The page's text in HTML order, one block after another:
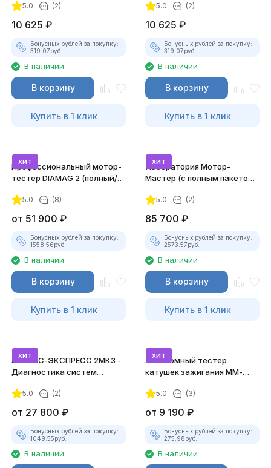
5.0 (2)
10 625 ₽
Бонусных рублей за покупку:
319.07руб.
В наличии
В корзину
Купить в 1 клик
5.0 (2)
10 625 ₽
Бонусных рублей за покупку:
319.07руб.
В наличии
В корзину
Купить в 1 клик
хит
Профессиональный мотор-
тестер DIAMAG 2 (полный/
5.0 (8)
от 51 900 ₽
Бонусных рублей за покупку:
1558.56руб.
В наличии
В корзину
Купить в 1 клик
хит
Лаборатория Мотор-
Мастер (с полным пакетом
5.0 (2)
85 700 ₽
Бонусных рублей за покупку:
2573.57руб.
В наличии
В корзину
Купить в 1 клик
хит
АВТОАС-ЭКСПРЕСС 2МК3 -
Диагностика систем
5.0 (2)
от 27 800 ₽
Бонусных рублей за покупку:
1049.55руб.
В наличии
хит
Автономный тестер
катушек зажигания ММ-
комплект)
5.0 (3)
от 9 190 ₽
Бонусных рублей за покупку:
275.98руб.
В наличии